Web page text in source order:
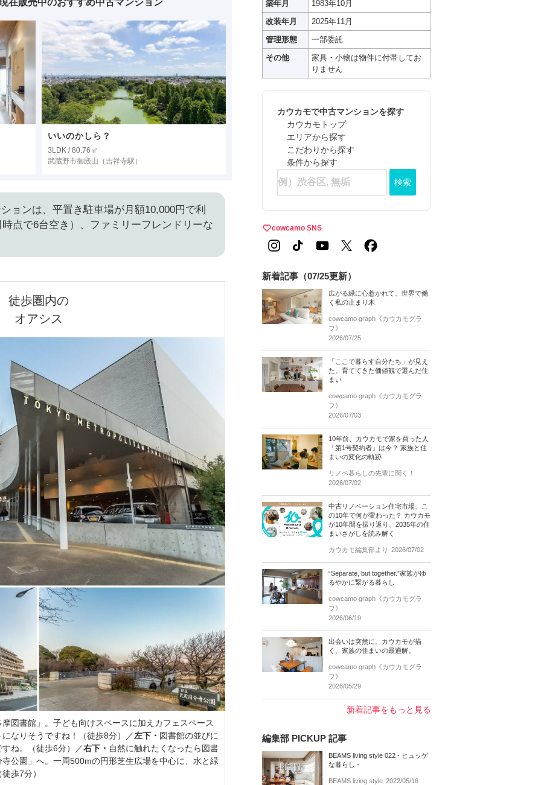
在販売中のおすすめ中古マンション
いいのかしら？
3LDK / 80.76㎡
武蔵野市御殿山 （吉祥寺駅）
ョンは、平置き駐車場が月額10,000円で利
点で6台空き）、ファミリーフレンドリーな
徒歩圏内の
オアシス
図書館」。子ども向けスペースに加えカフェスペース
なりそうですね！（徒歩8分）／左下・ 図書館の並びに
ね。（徒歩6分）／右下・ 自然に触れたくなったら図書
公園」へ。一周500mの円形芝生広場を中心に、水と緑
歩7分）
築年月
1983年10月
改装年月
2025年11月
管理形態
一部委託
その他
家具・小物は物件に付帯してお
りません
カウカモで中古マンションを探す
カウカモトップ
エリアから探す
こだわりから探す
条件から探す
検索
cowcamo SNS
新着記事（07/25更新）
広がる緑に心惹かれて。世界で働
く私の止まり木
cowcamo graph《カウカモグラ
フ》
2026/07/25
「ここで暮らす自分たち」が見え
た。育ててきた価値観で選んだ住
まい
cowcamo graph《カウカモグラ
フ》
2026/07/03
10年前、カウカモで家を買った人
「第1号契約者」は今？ 家族と住
まいの変化の軌跡
リノベ暮らしの先輩に聞く！
2026/07/02
中古リノベーション住宅市場、こ
の10年で何が変わった？ カウカモ
が10年間を振り返り、2035年の住
まいさがしを読み解く
カウカモ編集部より 2026/07/02
“Separate, but together.”家族がゆ
るやかに繋がる暮らし
cowcamo graph《カウカモグラ
フ》
2026/06/19
出会いは突然に。カウカモが描
く、家族の住まいの最適解。
cowcamo graph《カウカモグラ
フ》
2026/05/29
新着記事をもっと見る
編集部 PICKUP 記事
BEAMS living style 022 - ヒュッゲ
な暮らし -
BEAMS living style 2022/05/16